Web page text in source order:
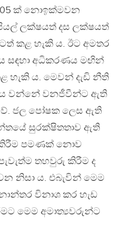
05 ක් නොඉක්මවන
ලක්ෂයත් දස ලක්ෂයත්
කළ හැකි ය. ඊට අමතර
සඳහා අධිකරණය මඟින්
හැකි ය. මෙවන් දැඩි නීති
වන්නේ වනජීවීන්ට ඇති
ජල පෝෂක ලෙස ඇති
සුරක්ෂිතතාව ඇති
කිරීම පමණක් නොව
තහවුරු කිරීම ද
නිසා ය. එබැවින් මෙම
විනාශ කර හැඩ
මෙම අමාත්‍යවරුන්ට